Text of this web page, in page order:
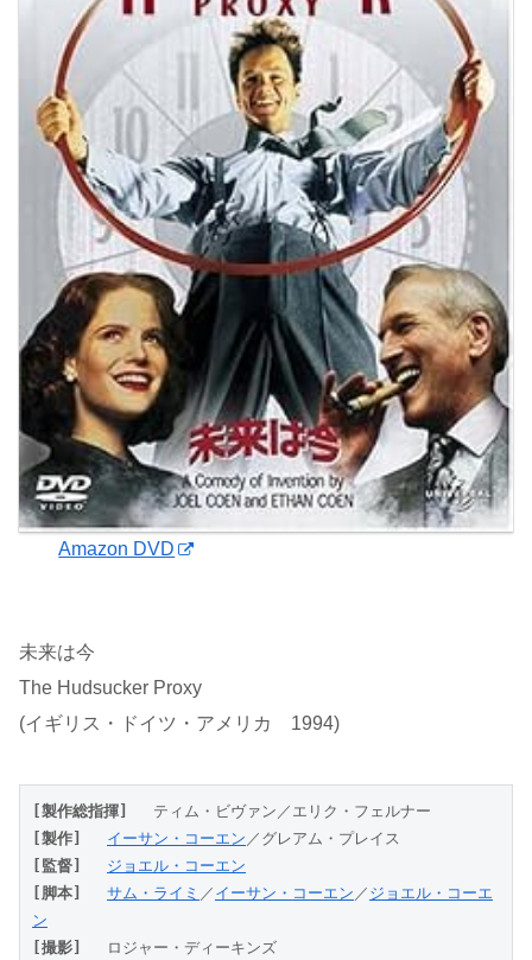
Amazon DVD
未来は今
The Hudsucker Proxy
(イギリス・ドイツ・アメリカ 1994)
[製作総指揮]
ティム・ビヴァン／エリク・フェルナー
[製作]
イーサン・コーエン ／グレアム・プレイス
[監督]
ジョエル・コーエン
[脚本]
サム・ライミ ／ イーサン・コーエン ／ ジョエル・コーエ
ン
[撮影]
ロジャー・ディーキンズ